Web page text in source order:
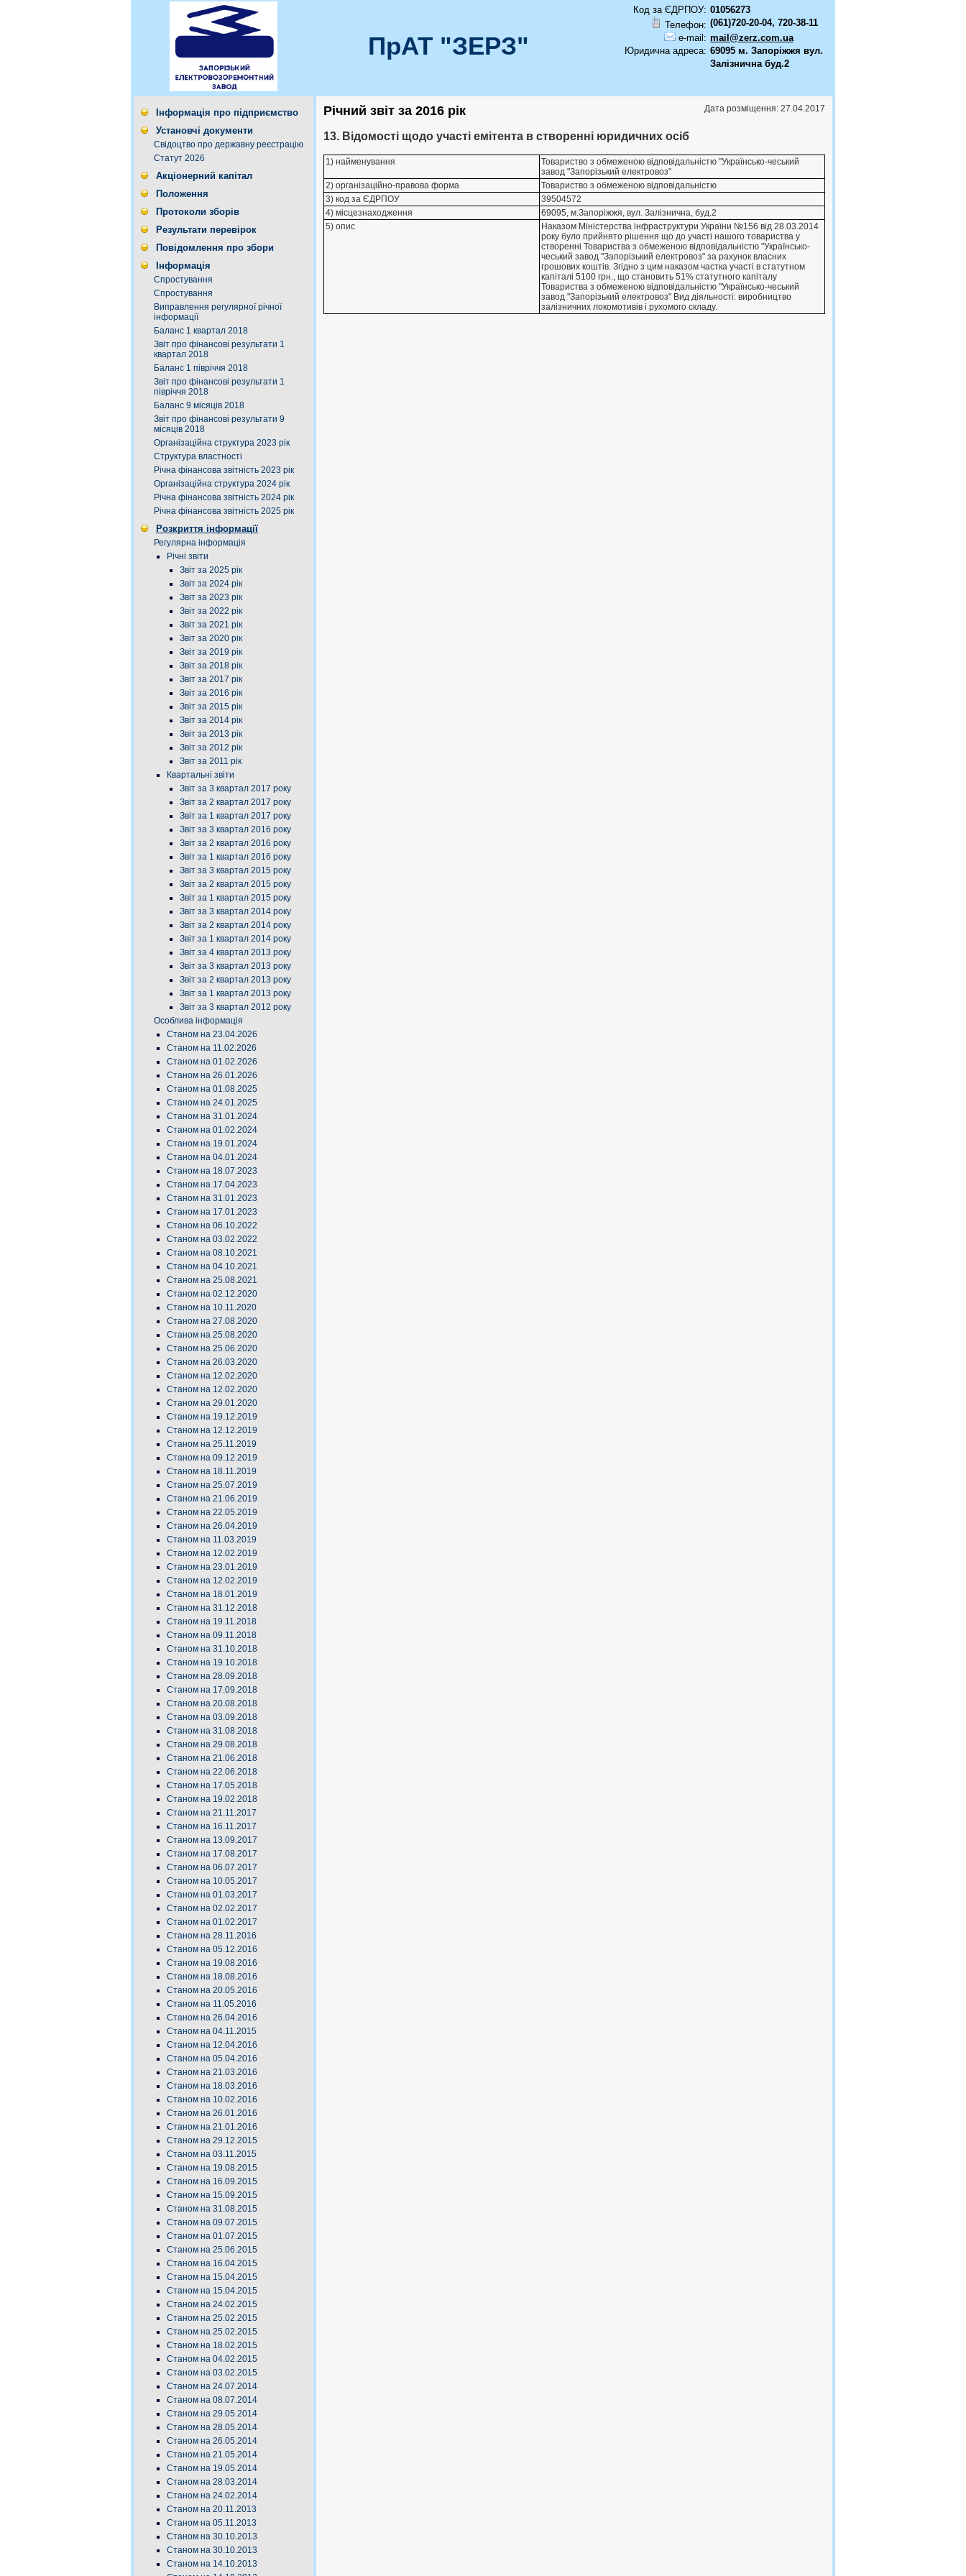
ПрАТ "ЗЕРЗ"
Код за ЄДРПОУ: 01056273
Телефон: (061)720-20-04, 720-38-11
e-mail: mail@zerz.com.ua
Юридична адреса: 69095 м. Запоріжжя вул.
Залізнична буд.2
Інформація про підприємство
Установчі документи
Свідоцтво про державну реєстрацію
Статут 2026
Акціонерний капітал
Положення
Протоколи зборів
Результати перевірок
Повідомлення про збори
Інформація
Спростування
Спростування
Виправлення регулярної річної
інформації
Баланс 1 квартал 2018
Звіт про фінансові результати 1
квартал 2018
Баланс 1 півріччя 2018
Звіт про фінансові результати 1
півріччя 2018
Баланс 9 місяців 2018
Звіт про фінансові результати 9
місяців 2018
Організаційна структура 2023 рік
Структура властності
Річна фінансова звітність 2023 рік
Організаційна структура 2024 рік
Річна фінансова звітність 2024 рік
Річна фінансова звітність 2025 рік
Розкриття інформації
Регулярна інформація
Річні звіти
Звіт за 2025 рік
Звіт за 2024 рік
Звіт за 2023 рік
Звіт за 2022 рік
Звіт за 2021 рік
Звіт за 2020 рік
Звіт за 2019 рік
Звіт за 2018 рік
Звіт за 2017 рік
Звіт за 2016 рік
Звіт за 2015 рік
Звіт за 2014 рік
Звіт за 2013 рік
Звіт за 2012 рік
Звіт за 2011 рік
Квартальні звіти
Звіт за 3 квартал 2017 року
Звіт за 2 квартал 2017 року
Звіт за 1 квартал 2017 року
Звіт за 3 квартал 2016 року
Звіт за 2 квартал 2016 року
Звіт за 1 квартал 2016 року
Звіт за 3 квартал 2015 року
Звіт за 2 квартал 2015 року
Звіт за 1 квартал 2015 року
Звіт за 3 квартал 2014 року
Звіт за 2 квартал 2014 року
Звіт за 1 квартал 2014 року
Звіт за 4 квартал 2013 року
Звіт за 3 квартал 2013 року
Звіт за 2 квартал 2013 року
Звіт за 1 квартал 2013 року
Звіт за 3 квартал 2012 року
Особлива інформація
Станом на 23.04.2026
Станом на 11.02.2026
Станом на 01.02.2026
Станом на 26.01.2026
Станом на 01.08.2025
Станом на 24.01.2025
Станом на 31.01.2024
Станом на 01.02.2024
Станом на 19.01.2024
Станом на 04.01.2024
Станом на 18.07.2023
Станом на 17.04.2023
Станом на 31.01.2023
Станом на 17.01.2023
Станом на 06.10.2022
Станом на 03.02.2022
Станом на 08.10.2021
Станом на 04.10.2021
Станом на 25.08.2021
Станом на 02.12.2020
Станом на 10.11.2020
Станом на 27.08.2020
Станом на 25.08.2020
Станом на 25.06.2020
Станом на 26.03.2020
Станом на 12.02.2020
Станом на 12.02.2020
Станом на 29.01.2020
Станом на 19.12.2019
Станом на 12.12.2019
Станом на 25.11.2019
Станом на 09.12.2019
Станом на 18.11.2019
Станом на 25.07.2019
Станом на 21.06.2019
Станом на 22.05.2019
Станом на 26.04.2019
Станом на 11.03.2019
Станом на 12.02.2019
Станом на 23.01.2019
Станом на 12.02.2019
Станом на 18.01.2019
Станом на 31.12.2018
Станом на 19.11.2018
Станом на 09.11.2018
Станом на 31.10.2018
Станом на 19.10.2018
Станом на 28.09.2018
Станом на 17.09.2018
Станом на 20.08.2018
Станом на 03.09.2018
Станом на 31.08.2018
Станом на 29.08.2018
Станом на 21.06.2018
Станом на 22.06.2018
Станом на 17.05.2018
Станом на 19.02.2018
Станом на 21.11.2017
Станом на 16.11.2017
Станом на 13.09.2017
Станом на 17.08.2017
Станом на 06.07.2017
Станом на 10.05.2017
Станом на 01.03.2017
Станом на 02.02.2017
Станом на 01.02.2017
Станом на 28.11.2016
Станом на 05.12.2016
Станом на 19.08.2016
Станом на 18.08.2016
Станом на 20.05.2016
Станом на 11.05.2016
Станом на 26.04.2016
Станом на 04.11.2015
Станом на 12.04.2016
Станом на 05.04.2016
Станом на 21.03.2016
Станом на 18.03.2016
Станом на 10.02.2016
Станом на 26.01.2016
Станом на 21.01.2016
Станом на 29.12.2015
Станом на 03.11.2015
Станом на 19.08.2015
Станом на 16.09.2015
Станом на 15.09.2015
Станом на 31.08.2015
Станом на 09.07.2015
Станом на 01.07.2015
Станом на 25.06.2015
Станом на 16.04.2015
Станом на 15.04.2015
Станом на 15.04.2015
Станом на 24.02.2015
Станом на 25.02.2015
Станом на 25.02.2015
Станом на 18.02.2015
Станом на 04.02.2015
Станом на 03.02.2015
Станом на 24.07.2014
Станом на 08.07.2014
Станом на 29.05.2014
Станом на 28.05.2014
Станом на 26.05.2014
Станом на 21.05.2014
Станом на 19.05.2014
Станом на 28.03.2014
Станом на 24.02.2014
Станом на 20.11.2013
Станом на 05.11.2013
Станом на 30.10.2013
Станом на 30.10.2013
Станом на 14.10.2013
Дата розміщення: 27.04.2017
Річний звіт за 2016 рік
13. Відомості щодо участі емітента в створенні юридичних осіб
1) найменування
Товариство з обмеженою вiдповiдальнiстю "Українсько-чеський
завод "Запорiзький електровоз"
2) організаційно-правова форма
Товариство з обмеженою відповідальністю
3) код за ЄДРПОУ
39504572
4) місцезнаходження
69095, м.Запорiжжя, вул. Залiзнична, буд.2
5) опис
Наказом Мiнiстерства iнфраструктури України №156 вiд 28.03.2014
року було прийнято рiшення що до участi нашого товариства у
створеннi Товариства з обмеженою вiдповiдальнiстю "Українсько-
чеський завод "Запорiзький електровоз" за рахунок власних
грошових коштiв. Згiдно з цим наказом частка участi в статутном
капiталi 5100 грн., що становить 51% статутного капiталу
Товариства з обмеженою вiдповiдальнiстю "Українсько-чеський
завод "Запорiзький електровоз" Вид дiяльностi: виробництво
залiзничних локомотивiв i рухомого складу.